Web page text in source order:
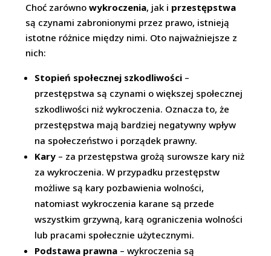
Choć zarównowykroczenia, jak i przestępstwa
są czynami zabronionymi przez prawo, istnieją
istotne różnice między nimi. Oto najważniejsze z
nich:
Stopień społecznej szkodliwości –
przestępstwa są czynami o większej społecznej
szkodliwości niż wykroczenia. Oznacza to, że
przestępstwa mają bardziej negatywny wpływ
na społeczeństwo i porządek prawny.
Kary – za przestępstwa grożą surowsze kary niż
za wykroczenia. W przypadku przestępstw
możliwe są kary pozbawienia wolności,
natomiast wykroczenia karane są przede
wszystkim grzywną, karą ograniczenia wolności
lub pracami społecznie użytecznymi.
Podstawa prawna – wykroczenia są